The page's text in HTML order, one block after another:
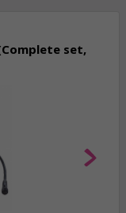
set,